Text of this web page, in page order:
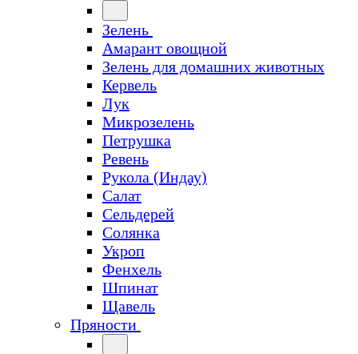
Зелень
Амарант овощной
Зелень для домашних животных
Кервель
Лук
Микрозелень
Петрушка
Ревень
Рукола (Индау)
Салат
Сельдерей
Солянка
Укроп
Фенхель
Шпинат
Щавель
Пряности